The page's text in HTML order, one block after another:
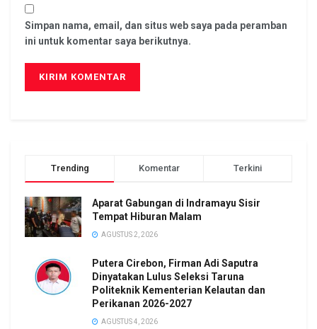
Simpan nama, email, dan situs web saya pada peramban
ini untuk komentar saya berikutnya.
Trending Komentar Terkini
Aparat Gabungan di Indramayu Sisir
Tempat Hiburan Malam
AGUSTUS 2, 2026
Putera Cirebon, Firman Adi Saputra
Dinyatakan Lulus Seleksi Taruna
Politeknik Kementerian Kelautan dan
Perikanan 2026-2027
AGUSTUS 4, 2026